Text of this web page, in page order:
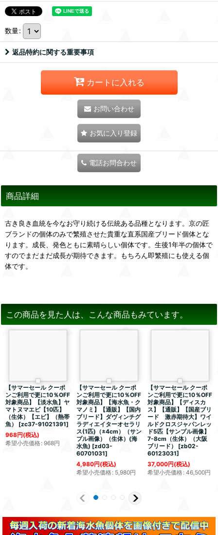
数量:
返品特約に関する重要事項
カートに入れる
お問い合わせ
お気に入り登録
電話お問合わせ
商品詳細
古き良き血統を今なお守り続ける伝統ある品種となります。京の匠
ブランドの個体のみで繁殖させた貴重な直系国産ブリード個体とな
ります。成長、発色ともに素晴らしい個体です。生後1年半の個体で
すのでまだまだ成長が期待できます。もちろん即繁殖にも使える個
体です。
この商品を見た人は、こんな商品もみています。
【サマーセール クーポ
ンご利用で更に10％OFF
対象商品】【淡水魚】ヤ
マトヌマエビ【10匹】
（生体）【エビ】（熱帯
魚）
[zc37-91021391]
968円(税込)
希望小売価格: 968円
【サマーセール クーポ
ンご利用で更に10％OFF
対象商品】【海水魚・ク
マノミ】【通販】【国内
ブリード】ダヴィンチグ
ラディエイターオセラリ
ス(1匹)（±4cm）（サン
プル画像）（生体）(海
水魚) [zd03-
60701031]
4,980円(税込)
希望小売価格: 5,980円
【サマーセール クーポ
ンご利用で更に10％OFF
対象商品】【ディスカ
ス】【通販】【国産ブリ
ード 激赤期待大】ワイ
ルドクロスジャパンレッ
ド5匹【サンプル画像】
7-8cm（生体）（大阪
ブリード）
[zb02-
60123031]
37,000円(税込)
希望小売価格: 46,500円